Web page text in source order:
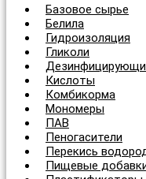
Базовое сырье
Белила
Гидроизоляция
Гликоли
Кислоты
Комбикорма
Мономеры
ПАВ
Пеногасители
Перекись
Пищевые